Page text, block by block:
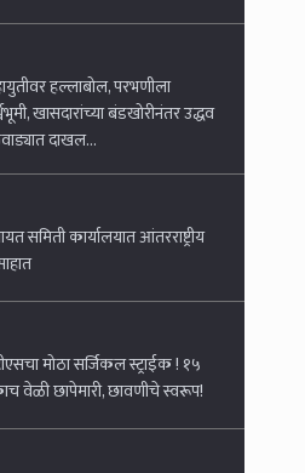
समिती कार्यालयात आंतरराष्ट्रीय
मोठा सर्जिकल स्ट्राईक ! १५
जीव वाचविणार्‍या चौघांवरच